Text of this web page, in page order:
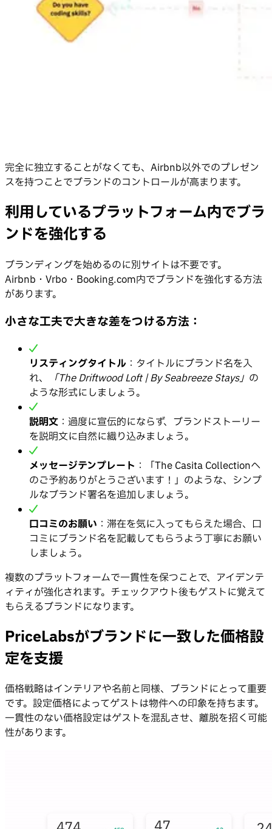
完全に独立することがなくても、Airbnb以外でのプレゼン
スを持つことでブランドのコントロールが高まります。
利用しているプラットフォーム内でブラ
ンドを強化する
ブランディングを始めるのに別サイトは不要です。
Airbnb・Vrbo・Booking.com内でブランドを強化する方法
があります。
小さな工夫で大きな差をつける方法：
リスティングタイトル ：タイトルにブランド名を入
れ、
「The Driftwood Loft | By Seabreeze Stays」 の
ような形式にしましょう。
説明文 ：過度に宣伝的にならず、ブランドストーリー
を説明文に自然に織り込みましょう。
メッセージテンプレート ：「The Casita Collectionへ
のご予約ありがとうございます！」のような、シンプ
ルなブランド署名を追加しましょう。
口コミのお願い ：滞在を気に入ってもらえた場合、口
コミにブランド名を記載してもらうよう丁寧にお願い
しましょう。
複数のプラットフォームで一貫性を保つことで、アイデンテ
ィティが強化されます。チェックアウト後もゲストに覚えて
もらえるブランドになります。
PriceLabsがブランドに一致した価格設
定を支援
価格戦略はインテリアや名前と同様、ブランドにとって重要
です。設定価格によってゲストは物件への印象を持ちます。
一貫性のない価格設定はゲストを混乱させ、離脱を招く可能
性があります。